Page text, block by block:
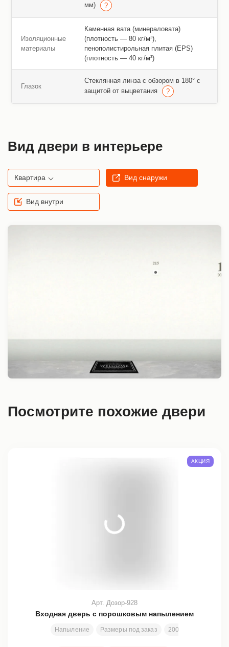
мм)
Изоляционные
материалы
Каменная вата (минераловата)
(плотность — 80 кг/м³),
пенополистирольная плитая (EPS)
(плотность — 40 кг/м³)
Глазок
Стеклянная линза с обзором в 180° с
защитой от выцветания
Вид двери в интерьере
Квартира Вид снаружи
Вид внутри
Посмотрите похожие двери
Входная дверь с порошковым напылением
Напыление Размеры под заказ 200х80 см
Арт. Дозор-928
АКЦИЯ